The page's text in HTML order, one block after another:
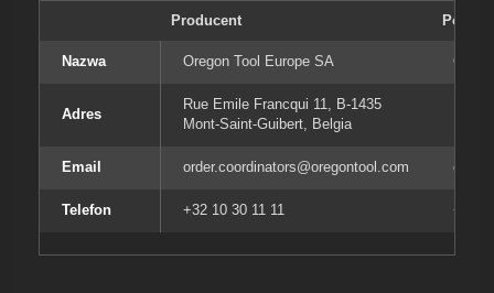
Producent
Nazwa Oregon Tool Europe SA
Adres
Rue Emile Francqui 11, B-1435
Mont-Saint-Guibert, Belgia
Email order.coordinators@oregontool.com
Telefon +32 10 30 11 11 +32